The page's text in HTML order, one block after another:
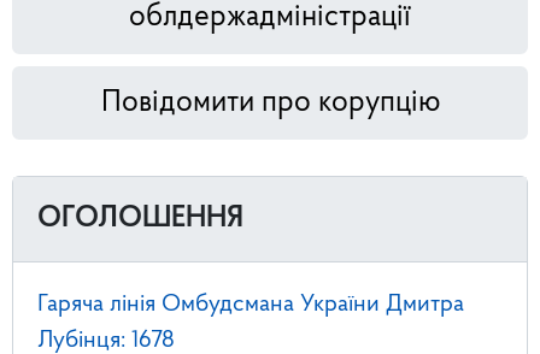
облдержадміністрації
Повідомити про корупцію
ОГОЛОШЕННЯ
Гаряча лінія Омбудсмана України Дмитра
Лубінця: 1678